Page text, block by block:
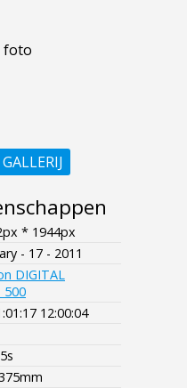
foto
GALLERIJ
* 1944px
- 17 - 2011
DIGITAL
500
12:00:04